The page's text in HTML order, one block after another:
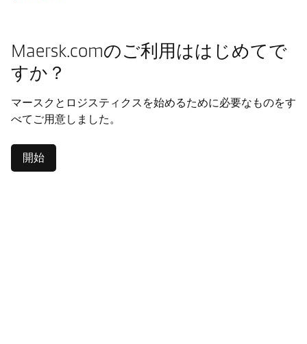
Maersk.comのご利用ははじめてで
すか？
マースクとロジスティクスを始めるために必要なものをす
べてご用意しました。
開始